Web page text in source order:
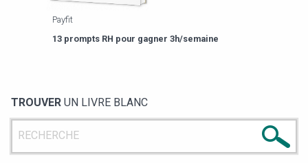
Payfit
13 prompts RH pour gagner 3h/semaine
TROUVER UN LIVRE BLANC